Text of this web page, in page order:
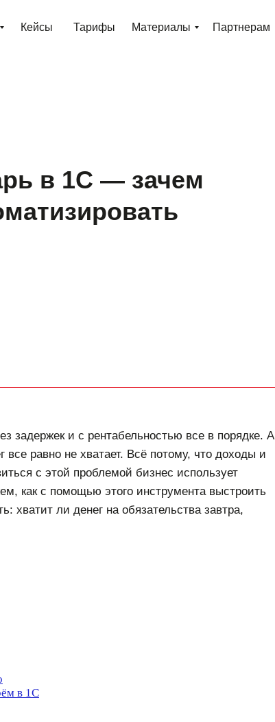
Партнерам
Кейсы Материалы
Тарифы
в 1С — зачем
задержек и с рентабельностью все в порядке. А
все равно не хватает. Всё потому, что доходы и
с этой проблемой бизнес использует
как с помощью этого инструмента выстроить
хватит ли денег на обязательства завтра,
в 1С